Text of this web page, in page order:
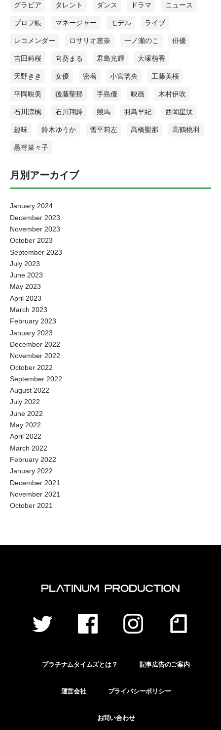
グラビア タレント ダンス ドラマ ニュース
プロフ帳 マネージャー モデル ライブ
レコメンダー ロサリオ恵奈 一ノ瀬のこ 俳優
吉田莉桜 向葵まる 君島光輝 大塚萌香
天野きき 女優 密着 小宮璃央 工藤美桜
平岡映美 後藤聖那 手島優 映画 木村伊吹
石川涼楓 石川翔鈴 競馬 羽鳥早紀 西岡星汰
趣味 鈴木ゆうか 雪平莉左 高橋聖那 高鶴桃羽
黒嵜菜々子
月別アーカイブ
January 2024
December 2023
November 2023
October 2023
September 2023
July 2023
June 2023
May 2023
April 2023
March 2023
February 2023
January 2023
December 2022
November 2022
October 2022
September 2022
August 2022
July 2022
June 2022
May 2022
April 2022
March 2022
February 2022
January 2022
December 2021
November 2021
October 2021
プラチナムタイムズとは？ 記事広告のご案内
運営会社 プライバシーポリシー
お問い合わせ